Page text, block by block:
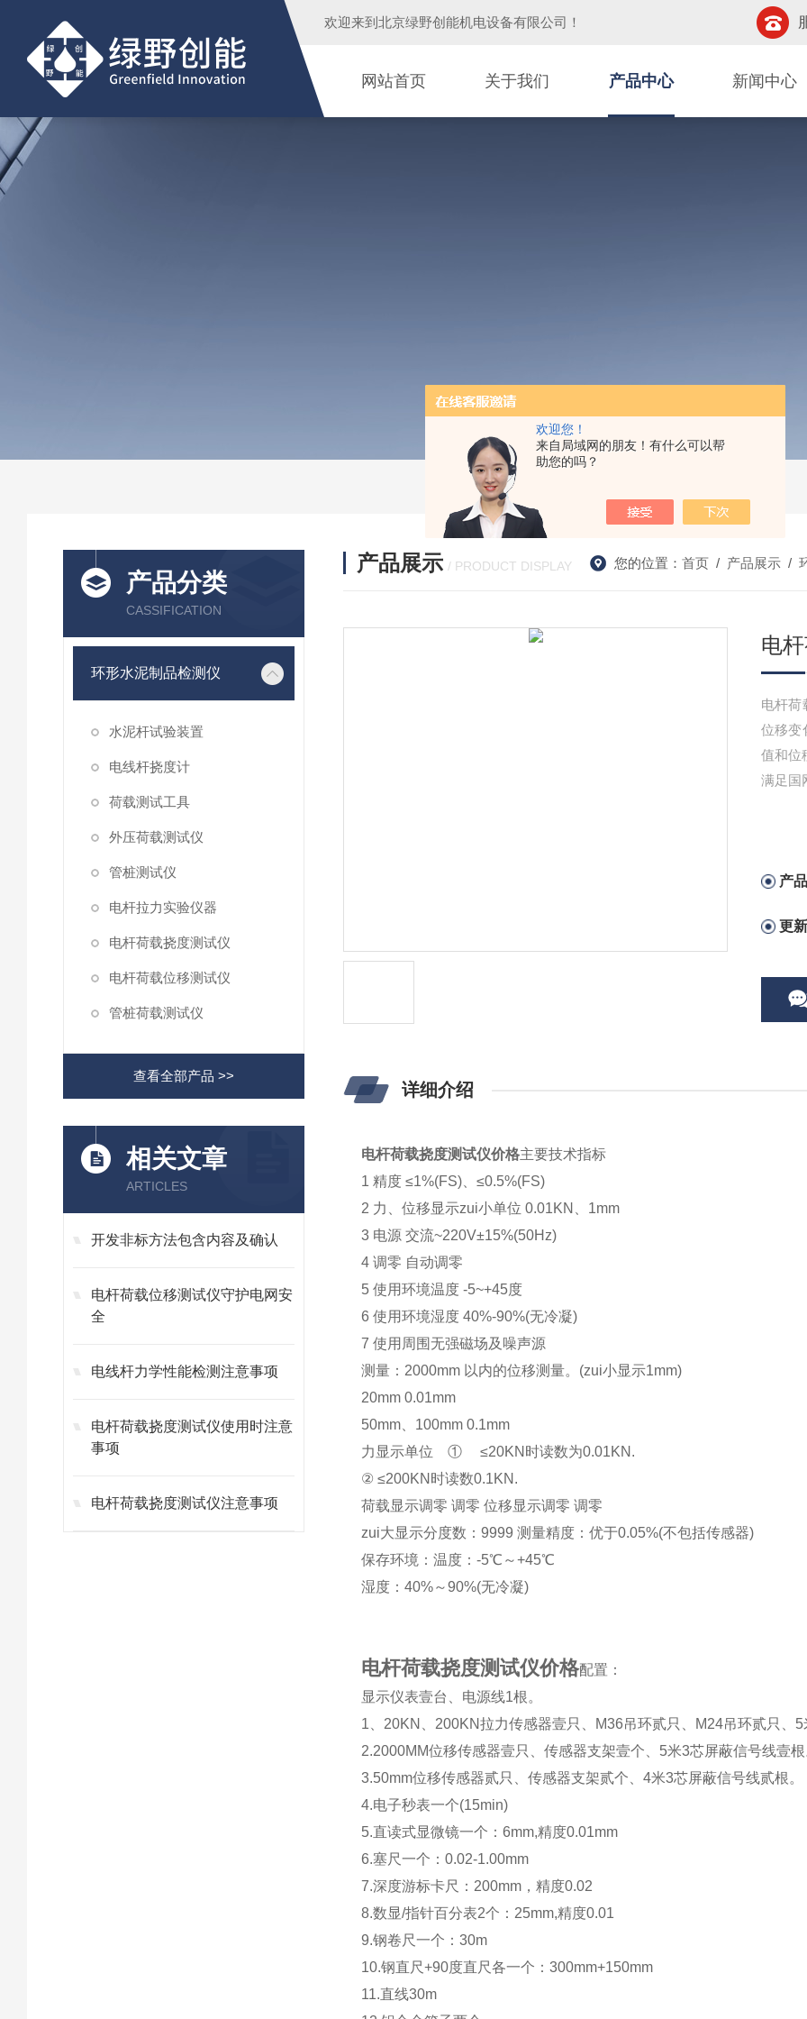
欢迎您！
来自局域网的朋友！有什么可以帮
助您的吗？
欢迎来到 北京绿野创能机电设备有限公司 ！
网站首页 关于我们 产品中心 新闻中心
产品分类
CASSIFICATION
环形水泥制品检测仪
水泥杆试验装置
电线杆挠度计
荷载测试工具
外压荷载测试仪
管桩测试仪
电杆拉力实验仪器
电杆荷载挠度测试仪
电杆荷载位移测试仪
管桩荷载测试仪
查看全部产品 >>
相关文章
ARTICLES
开发非标方法包含内容及确认
电杆荷载位移测试仪守护电网安
全
电线杆力学性能检测注意事项
电杆荷载挠度测试仪使用时注意
事项
电杆荷载挠度测试仪注意事项
产品展示 / PRODUCT DISPLAY 您的位置： 首页/ 产品展示/
电
电杆荷
位移变
值和位
满足国
产
更
详细介绍
电杆荷载挠度测试仪价格主要技术指标
1 精度 ≤1%(FS)、≤0.5%(FS)
2 力、位移显示zui小单位 0.01KN、1mm
3 电源 交流~220V±15%(50Hz)
4 调零 自动调零
5 使用环境温度 -5~+45度
6 使用环境湿度 40%-90%(无冷凝)
7 使用周围无强磁场及噪声源
测量：2000mm 以内的位移测量。(zui小显示1mm)
20mm 0.01mm
50mm、100mm 0.1mm
力显示单位 ① ≤20KN时读数为0.01KN.
② ≤200KN时读数0.1KN.
荷载显示调零 调零 位移显示调零 调零
zui大显示分度数：9999 测量精度：优于0.05%(不包括传感器)
保存环境：温度：-5℃～+45℃
湿度：40%～90%(无冷凝)
电杆荷载挠度测试仪价格配置：
显示仪表壹台、电源线1根。
1、20KN、200KN拉力传感器壹只、M36吊环贰只、M24吊环贰只、
2.2000MM位移传感器壹只、传感器支架壹个、5米3芯屏蔽信号线壹
3.50mm位移传感器贰只、传感器支架贰个、4米3芯屏蔽信号线贰根。
4.电子秒表一个(15min)
5.直读式显微镜一个：6mm,精度0.01mm
6.塞尺一个：0.02-1.00mm
7.深度游标卡尺：200mm，精度0.02
8.数显/指针百分表2个：25mm,精度0.01
9.钢卷尺一个：30m
10.钢直尺+90度直尺各一个：300mm+150mm
11.直线30m